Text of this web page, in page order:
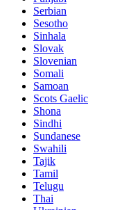
Serbian
Sesotho
Sinhala
Slovak
Slovenian
Somali
Samoan
Scots Gaelic
Shona
Sindhi
Sundanese
Swahili
Tajik
Tamil
Telugu
Thai